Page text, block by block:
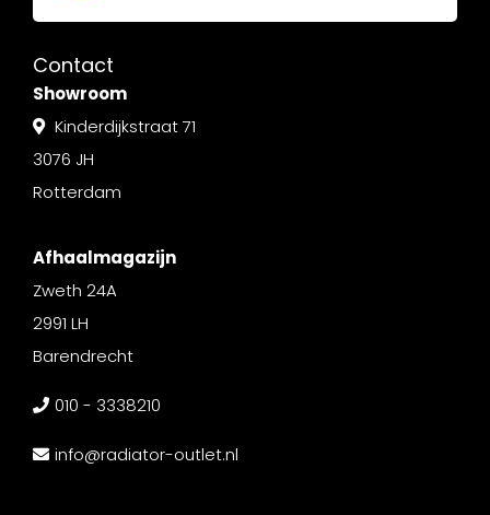
Contact
Showroom
Kinderdijkstraat 71
3076 JH
Rotterdam
Afhaalmagazijn
Zweth 24A
2991 LH
Barendrecht
010 - 3338210
info@radiator-outlet.nl